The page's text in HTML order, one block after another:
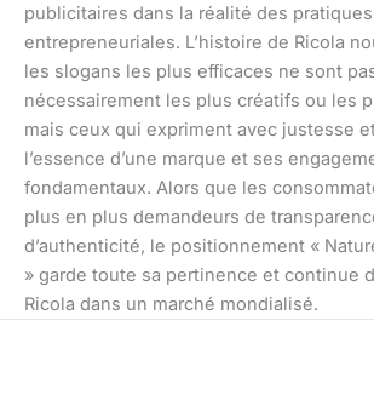
publicitaires dans la réalité des pratiques
entrepreneuriales. L’histoire de Ricola
les slogans les plus efficaces ne sont
nécessairement les plus créatifs ou les
mais ceux qui expriment avec justesse
l’essence d’une marque et ses
fondamentaux. Alors que les
plus en plus demandeurs de
d’authenticité, le positionnement «
» garde toute sa pertinence et continue
Ricola dans un marché mondialisé.